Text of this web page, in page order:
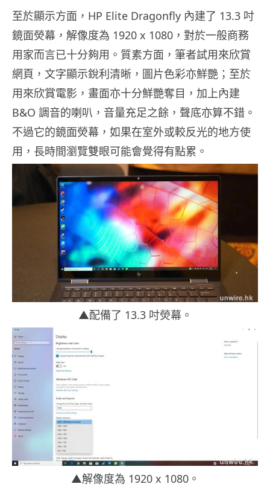
至於顯示方面，HP Elite Dragonfly 內建了 13.3 吋
鏡面熒幕，解像度為 1920 x 1080，對於一般商務
用家而言已十分夠用。質素方面，筆者試用來欣賞
網頁，文字顯示銳利清晰，圖片色彩亦鮮艷；至於
用來欣賞電影，畫面亦十分鮮艷奪目，加上內建
B&O 調音的喇叭，音量充足之餘，聲底亦算不錯。
不過它的鏡面熒幕，如果在室外或較反光的地方使
用，長時間瀏覽雙眼可能會覺得有點累。
▲配備了 13.3 吋熒幕。
▲解像度為 1920 x 1080。